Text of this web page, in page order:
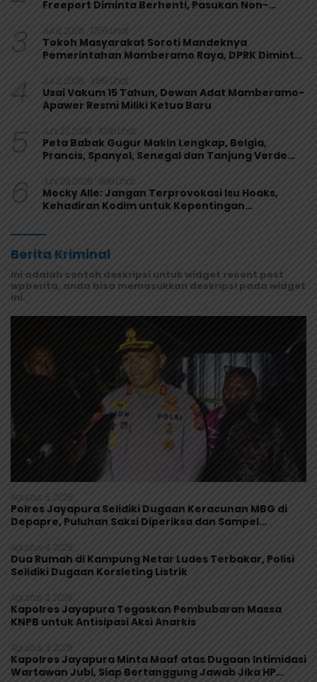
Freeport Diminta Berhenti, Pasukan Non-
3 Juli 6, 2026 1256 Lihat
Tokoh Masyarakat Soroti Mandeknya
Pemerintahan Mamberamo Raya, DPRK Diminta
4 Juli 2, 2026 1089 Lihat
Usai Vakum 15 Tahun, Dewan Adat Mamberamo-
Apawer Resmi Miliki Ketua Baru
5 Juni 27, 2026 1036 Lihat
Peta Babak Gugur Makin Lengkap, Belgia,
Prancis, Spanyol, Senegal dan Tanjung Verde
6 Juni 29, 2026 996 Lihat
Mecky Alle: Jangan Terprovokasi Isu Hoaks,
Kehadiran Kodim untuk Kepentingan
Berita Kriminal
Ini adalah contoh deskripsi untuk widget recent post
wpberita, anda bisa memasukkan deskripsi pada widget
ini.
Agustus 5, 2026
Polres Jayapura Selidiki Dugaan Keracunan MBG di
Depapre, Puluhan Saksi Diperiksa dan Sampel
Agustus 4, 2026
Dua Rumah di Kampung Netar Ludes Terbakar, Polisi
Selidiki Dugaan Korsleting Listrik
Agustus 3, 2026
Kapolres Jayapura Tegaskan Pembubaran Massa
KNPB untuk Antisipasi Aksi Anarkis
Agustus 3, 2026
Kapolres Jayapura Minta Maaf atas Dugaan Intimidasi
Wartawan Jubi, Siap Bertanggung Jawab Jika HP